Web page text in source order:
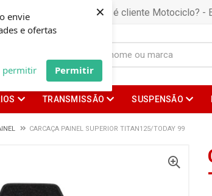
envie
e ofertas
permitir Permitir
×Já é cliente Motociclo? -
TRANSMISSÃO SUSPENSÃO
CARCAÇA PAINEL SUPERIOR TITAN125/TODAY 99